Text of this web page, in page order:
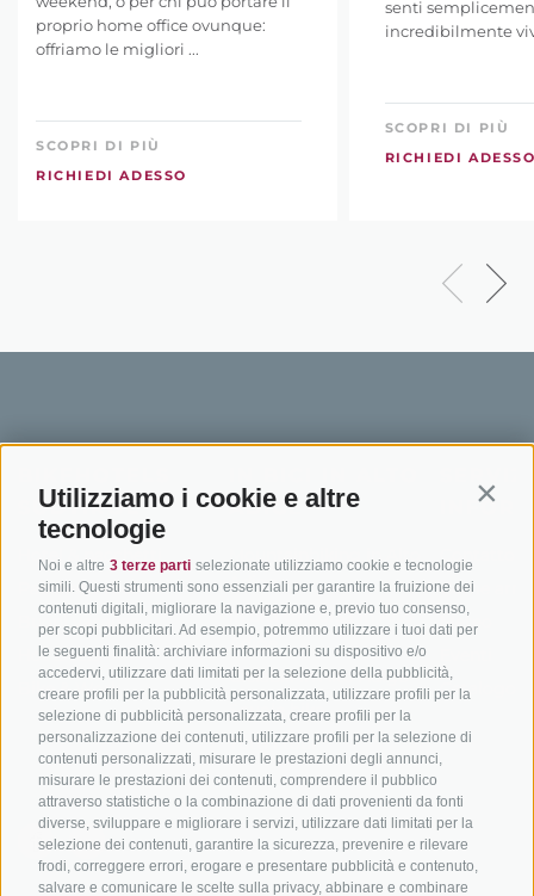
Utilizziamo i cookie e altre
tecnologie
Noi e altre 3 terze parti selezionate utilizziamo cookie e tecnologie
simili. Questi strumenti sono essenziali per garantire la fruizione dei
contenuti digitali, migliorare la navigazione e, previo tuo consenso,
per scopi pubblicitari. Ad esempio, potremmo utilizzare i tuoi dati per
le seguenti finalità: archiviare informazioni su dispositivo e/o
accedervi, utilizzare dati limitati per la selezione della pubblicità,
creare profili per la pubblicità personalizzata, utilizzare profili per la
selezione di pubblicità personalizzata, creare profili per la
personalizzazione dei contenuti, utilizzare profili per la selezione di
contenuti personalizzati, misurare le prestazioni degli annunci,
misurare le prestazioni dei contenuti, comprendere il pubblico
attraverso statistiche o la combinazione di dati provenienti da fonti
diverse, sviluppare e migliorare i servizi, utilizzare dati limitati per la
selezione dei contenuti, garantire la sicurezza, prevenire e rilevare
frodi, correggere errori, erogare e presentare pubblicità e contenuto,
salvare e comunicare le scelte sulla privacy, abbinare e combinare
proprio home office ovunque:
offriamo le migliori ...
SCOPRI DI PIÙ
RICHIEDI ADESSO
senti
incredibilmente
SCOPRI DI PIÙ
RICHIEDI
SÜDTIROL
Hotel & pacchetti
Pacchetti vacanze
Buoni vacanza
Hot Deals
Bike & Work
ADIGE
Mountainbiking in Alto
Adige
In bici da corsa in Alto
Adige
Ciclabili in Alto Adige
Scuole bike
Tutti i tour
Contatto
Come
Meteo
Catalogo